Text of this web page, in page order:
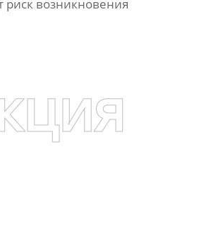
риск возникновения